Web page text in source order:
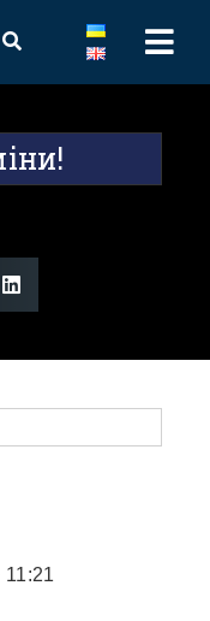
11:21